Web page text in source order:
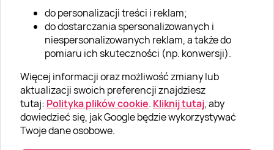
do personalizacji treści i reklam;
do dostarczania spersonalizowanych i
niespersonalizowanych reklam, a także do
pomiaru ich skuteczności (np. konwersji).
Więcej informacji oraz możliwość zmiany lub
aktualizacji swoich preferencji znajdziesz
tutaj: Polityka plików cookie. Kliknij tutaj, aby
dowiedzieć się, jak Google będzie wykorzystywać
Twoje dane osobowe.
Klub Lojalnościowy
Dodaj recenzję
Informacje